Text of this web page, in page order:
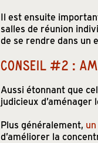
Il est ensuite
salles de réunion
de se rendre dans un
CONSEIL #2 :
Aussi étonnant que
judicieux d’aménager
Plus généralement,
d’améliorer la